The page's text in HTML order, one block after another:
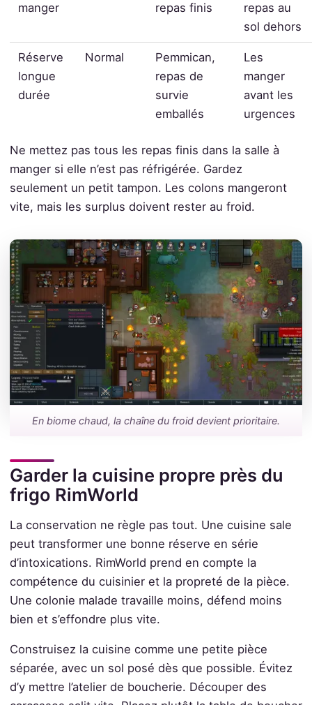
manger
repas finis
repas au
sol dehors
Réserve
longue
durée
Normal
Pemmican,
repas de
survie
emballés
Les
manger
avant les
urgences
Ne mettez pas tous les repas finis dans la salle à
manger si elle n’est pas réfrigérée. Gardez
seulement un petit tampon. Les colons mangeront
vite, mais les surplus doivent rester au froid.
En biome chaud, la chaîne du froid devient prioritaire.
Garder la cuisine propre près du
frigo RimWorld
La conservation ne règle pas tout. Une cuisine sale
peut transformer une bonne réserve en série
d’intoxications. RimWorld prend en compte la
compétence du cuisinier et la propreté de la pièce.
Une colonie malade travaille moins, défend moins
bien et s’effondre plus vite.
Construisez la cuisine comme une petite pièce
séparée, avec un sol posé dès que possible. Évitez
d’y mettre l’atelier de boucherie. Découper des